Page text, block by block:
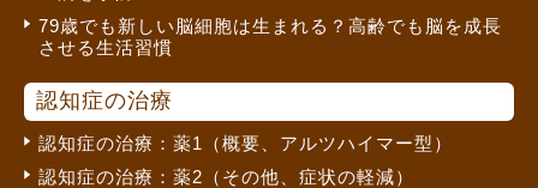
79歳でも新しい脳細胞は生まれる？高齢でも脳を成長
させる生活習慣
認知症の治療
認知症の治療：薬1（概要、アルツハイマー型）
認知症の治療：薬2（その他、症状の軽減）